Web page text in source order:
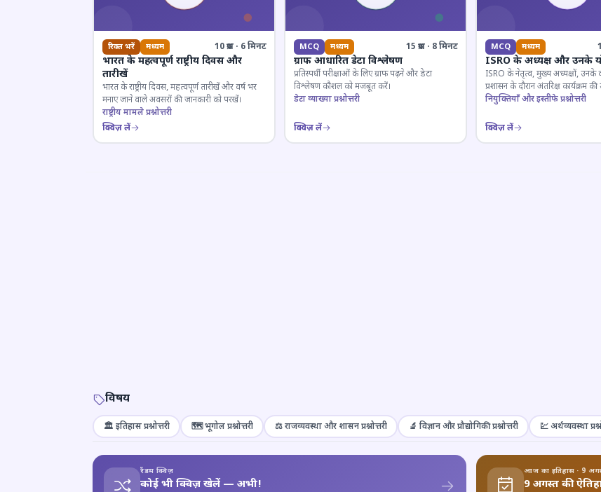
रिक्त भरें मध्यम 10 प्रश्न · 6 मिनट
भारत के महत्वपूर्ण राष्ट्रीय दिवस और
तारीखें
भारत के राष्ट्रीय दिवस, महत्वपूर्ण तारीखें और वर्ष भर
मनाए जाने वाले अवसरों की जानकारी को परखें।
राष्ट्रीय मामले प्रश्नोत्तरी
क्विज़ लें
MCQ मध्यम 15 प्रश्न · 8 मिनट
ग्राफ आधारित डेटा विश्लेषण
प्रतिस्पर्धी परीक्षाओं के लिए ग्राफ पढ़ने और डेटा
विश्लेषण कौशल को मजबूत करें।
डेटा व्याख्या प्रश्नोत्तरी
क्विज़ लें
MCQ मध्यम
ISRO के अध्यक्ष और उनके
ISRO के नेतृत्व, मुख्य अध्यक्षों, उनके
प्रशासन के दौरान अंतरिक्ष कार्यक्रम
जानकारी जांचें।
नियुक्तियाँ और इस्तीफे प्रश्नोत्तरी
क्विज़ लें
विषय
🏛️ इतिहास प्रश्नोत्तरी 🗺️ भूगोल प्रश्नोत्तरी ⚖️ राजव्यवस्था और शासन प्रश्नोत्तरी 🔬 विज्ञान और प्रौद्योगिकी प्रश्नोत्तरी 💹 अर्थव्यवस्था
रैंडम क्विज़
कोई भी क्विज़ खेलें — अभी!
आज का इतिहास · 9
9 अगस्त की